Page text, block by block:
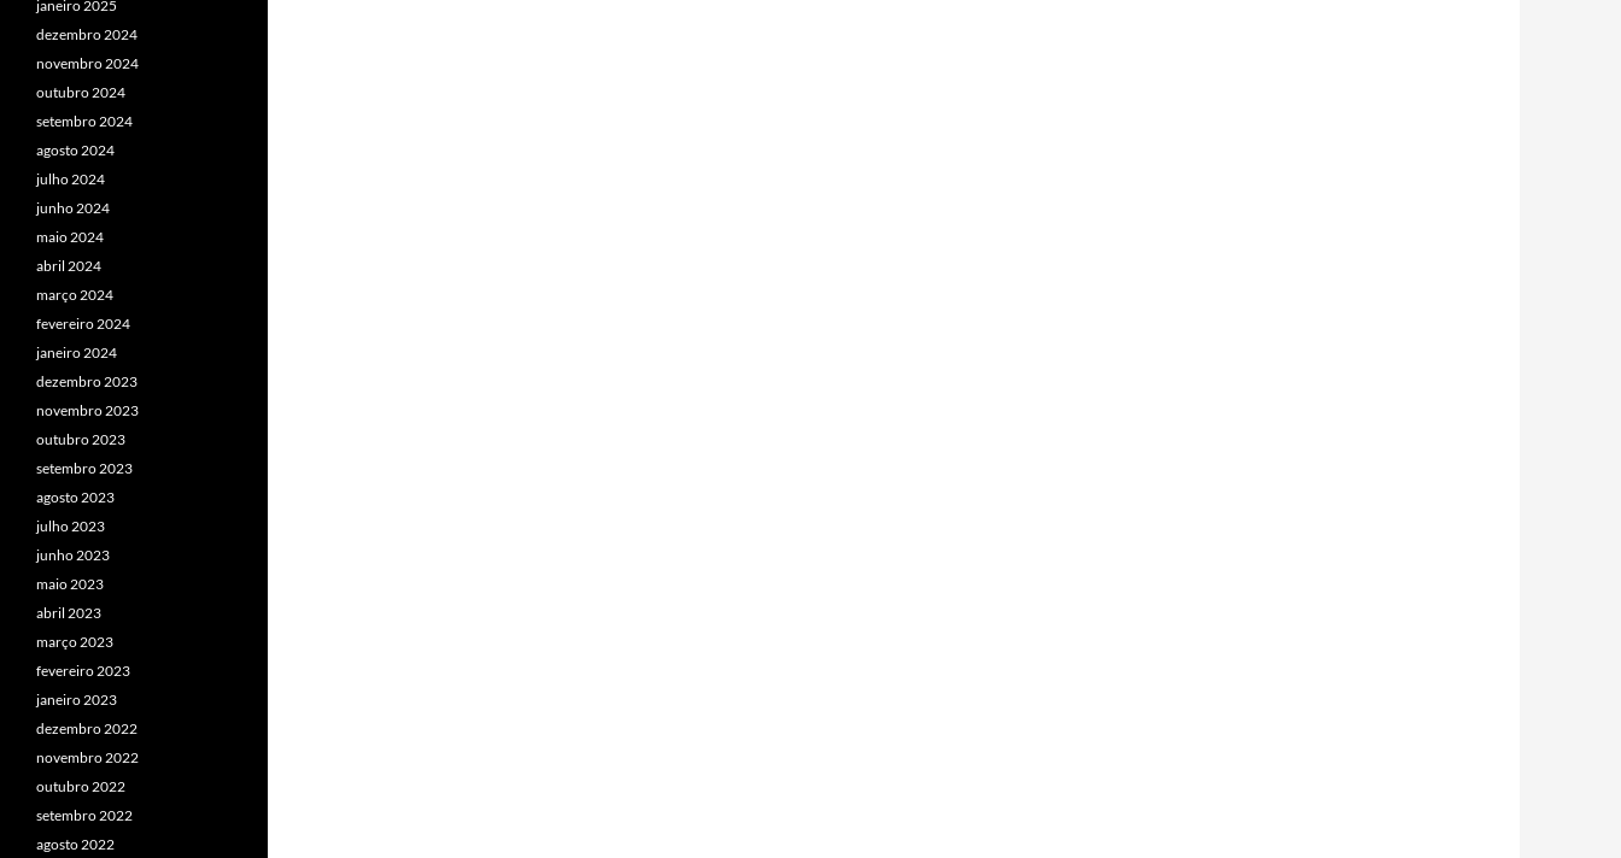
janeiro 2025
dezembro 2024
novembro 2024
outubro 2024
setembro 2024
agosto 2024
julho 2024
junho 2024
maio 2024
abril 2024
março 2024
fevereiro 2024
janeiro 2024
dezembro 2023
novembro 2023
outubro 2023
setembro 2023
agosto 2023
julho 2023
junho 2023
maio 2023
abril 2023
março 2023
fevereiro 2023
janeiro 2023
dezembro 2022
novembro 2022
outubro 2022
setembro 2022
agosto 2022